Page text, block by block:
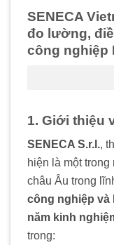
SENECA
đo lường,
công nghiệp
1. Giới thiệu
SENECA S.r.l.,
hiện là một
châu Âu trong
công nghiệp và
năm kinh
trong: